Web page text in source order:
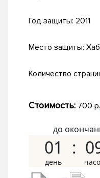
Год защиты: 2011
Место защиты:
Количество
Стоимость: 700
до
01